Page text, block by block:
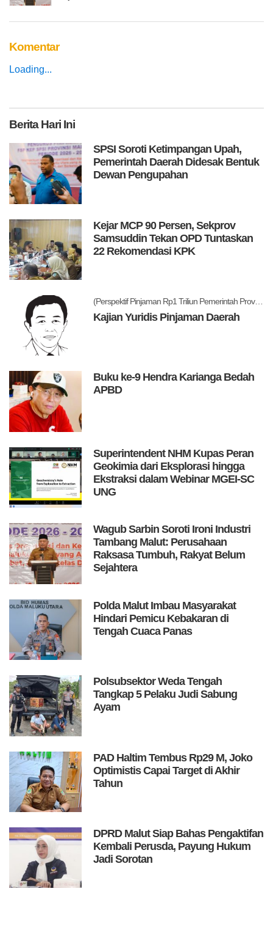
Komentar
Loading...
BeritaHari Ini
SPSI Soroti Ketimpangan Upah,
Pemerintah Daerah Didesak Bentuk
Dewan Pengupahan
Kejar MCP 90 Persen, Sekprov
Samsuddin Tekan OPD Tuntaskan
22 Rekomendasi KPK
(Perspektif Pinjaman Rp1 Triliun Pemerintah Provinsi Maluku Utara)
Kajian Yuridis Pinjaman Daerah
Buku ke-9 Hendra Karianga Bedah
APBD
Superintendent NHM Kupas Peran
Geokimia dari Eksplorasi hingga
Ekstraksi dalam Webinar MGEI-SC
UNG
Wagub Sarbin Soroti Ironi Industri
Tambang Malut: Perusahaan
Raksasa Tumbuh, Rakyat Belum
Sejahtera
Polda Malut Imbau Masyarakat
Hindari Pemicu Kebakaran di
Tengah Cuaca Panas
Polsubsektor Weda Tengah
Tangkap 5 Pelaku Judi Sabung
Ayam
PAD Haltim Tembus Rp29 M, Joko
Optimistis Capai Target di Akhir
Tahun
DPRD Malut Siap Bahas Pengaktifan
Kembali Perusda, Payung Hukum
Jadi Sorotan